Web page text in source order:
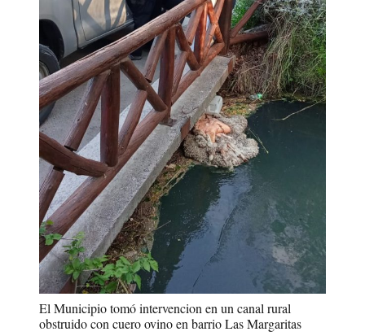
El Municipio tomó intervencion en un canal rural
obstruido con cuero ovino en barrio Las Margaritas